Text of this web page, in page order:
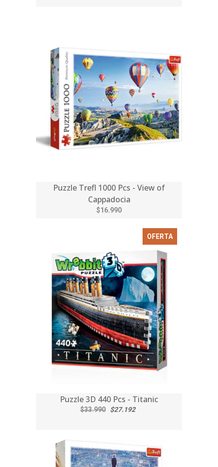
Puzzle Trefl 1000 Pcs - View of
Cappadocia
$16.990
OFERTA
Puzzle 3D 440 Pcs - Titanic
$33.990 $27.192